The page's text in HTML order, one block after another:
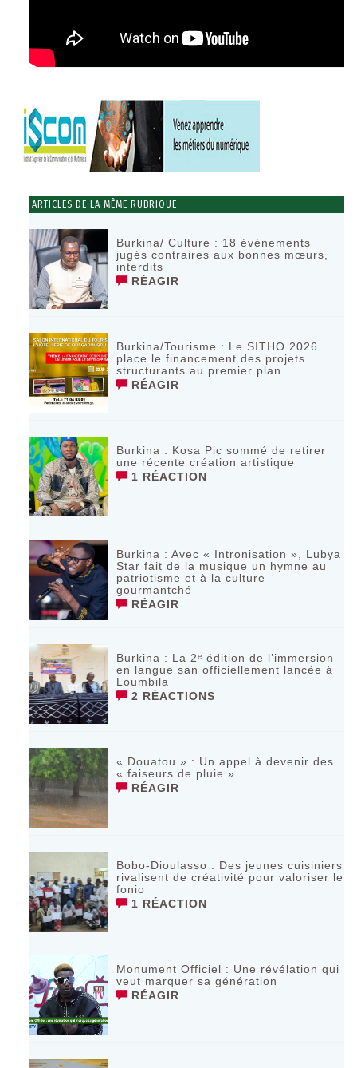
ARTICLES DE LA MÊME RUBRIQUE
Burkina/ Culture : 18 événements
jugés contraires aux bonnes mœurs,
interdits
RÉAGIR
Burkina/Tourisme : Le SITHO 2026
place le financement des projets
structurants au premier plan
RÉAGIR
Burkina : Kosa Pic sommé de retirer
une récente création artistique
1 RÉACTION
Burkina : Avec « Intronisation », Lubya
Star fait de la musique un hymne au
patriotisme et à la culture
gourmantché
RÉAGIR
Burkina : La 2ᵉ édition de l’immersion
en langue san officiellement lancée à
Loumbila
2 RÉACTIONS
« Douatou » : Un appel à devenir des
« faiseurs de pluie »
RÉAGIR
Bobo-Dioulasso : Des jeunes cuisiniers
rivalisent de créativité pour valoriser le
fonio
1 RÉACTION
Monument Officiel : Une révélation qui
veut marquer sa génération
RÉAGIR